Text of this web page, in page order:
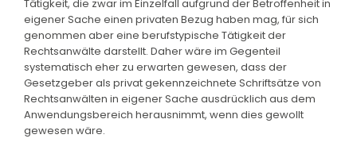
Tätigkeit, die zwar im Einzelfall aufgrund der Betroffenheit in
eigener Sache einen privaten Bezug haben mag, für sich
genommen aber eine berufstypische Tätigkeit der
Rechtsanwälte darstellt. Daher wäre im Gegenteil
systematisch eher zu erwarten gewesen, dass der
Gesetzgeber als privat gekennzeichnete Schriftsätze von
Rechtsanwälten in eigener Sache ausdrücklich aus dem
Anwendungsbereich herausnimmt, wenn dies gewollt
gewesen wäre.